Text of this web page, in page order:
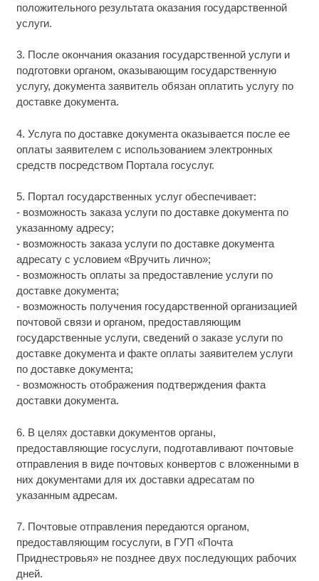
положительного результата оказания государственной
услуги.
3. После окончания оказания государственной услуги и
подготовки органом, оказывающим государственную
услугу, документа заявитель обязан оплатить услугу по
доставке документа.
4. Услуга по доставке документа оказывается после ее
оплаты заявителем с использованием электронных
средств посредством Портала госуслуг.
5. Портал государственных услуг обеспечивает:
- возможность заказа услуги по доставке документа по
указанному адресу;
- возможность заказа услуги по доставке документа
адресату с условием «Вручить лично»;
- возможность оплаты за предоставление услуги по
доставке документа;
- возможность получения государственной организацией
почтовой связи и органом, предоставляющим
государственные услуги, сведений о заказе услуги по
доставке документа и факте оплаты заявителем услуги
по доставке документа;
- возможность отображения подтверждения факта
доставки документа.
6. В целях доставки документов органы,
предоставляющие госуслуги, подготавливают почтовые
отправления в виде почтовых конвертов с вложенными в
них документами для их доставки адресатам по
указанным адресам.
7. Почтовые отправления передаются органом,
предоставляющим госуслуги, в ГУП «Почта
Приднестровья» не позднее двух последующих рабочих
дней.